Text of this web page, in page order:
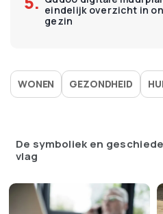
eindelijk overzicht in
gezin
WONEN GEZONDHEID
De symboliek en
vlag